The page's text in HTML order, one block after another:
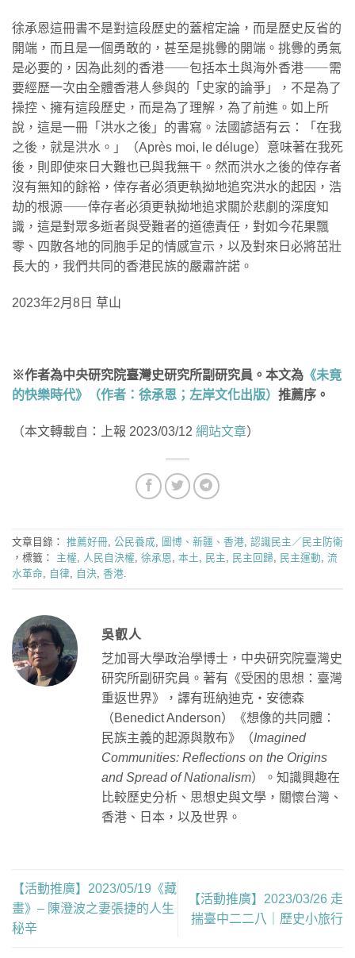
徐承恩這冊書不是對這段歷史的蓋棺定論，而是歷史反省的
開端，而且是一個勇敢的，甚至是挑釁的開端。挑釁的勇氣
是必要的，因為此刻的香港⸺包括本土與海外香港⸺需
要經歷一次由全體香港人參與的「史家的論爭」，不是為了
操控、擁有這段歷史，而是為了理解，為了前進。如上所
說，這是一冊「洪水之後」的書寫。法國諺語有云：「在我
之後，就是洪水。」（Après moi, le déluge）意味著在我死
後，則即使來日大難也已與我無干。然而洪水之後的倖存者
沒有無知的餘裕，倖存者必須更執拗地追究洪水的起因，浩
劫的根源⸺倖存者必須更執拗地追求關於悲劇的深度知
識，這是對眾多逝者與受難者的道德責任，對如今花果飄
零、四散各地的同胞手足的情感宣示，以及對來日必將茁壯
長大的，我們共同的香港民族的嚴肅許諾。
2023年2月8日 草山
※作者為中央研究院臺灣史研究所副研究員。本文為 《未竟
的快樂時代》（作者：徐承恩；左岸文化出版） 推薦序。
（本文轉載自：上報 2023/03/12 網站文章）
文章目錄： 推薦好冊, 公民養成, 圖博、新疆、香港, 認識民主／民主防衛
，標籤： 主權, 人民自決權, 徐承恩, 本土, 民主, 民主回歸, 民主運動, 流
水革命, 自律, 自決, 香港.
吳叡人
芝加哥大學政治學博士，中央研究院臺灣史
研究所副研究員。著有《受困的思想：臺灣
重返世界》，譯有班納迪克・安德森
（Benedict Anderson）《想像的共同體：
民族主義的起源與散布》（Imagined
Communities: Reflections on the Origins
and Spread of Nationalism）。知識興趣在
比較歷史分析、思想史與文學，關懷台灣、
香港、日本，以及世界。
【活動推廣】2023/05/19《藏
畫》– 陳澄波之妻張捷的人生
秘辛
【活動推廣】2023/03/26 走
揣臺中二二八｜歷史小旅行